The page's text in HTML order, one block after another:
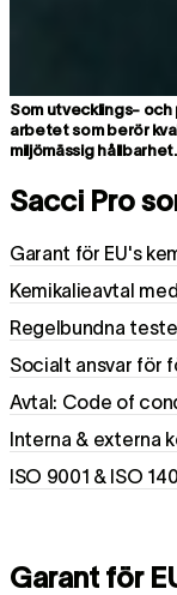
Som utvecklings-
arbetet som berör
miljömässig hållbarhet.
Sacci Pro
Garant för EU's
Kemikalieavtal
Regelbundna
Socialt ansvar för
Avtal: Code of
Interna & externa
ISO 9001 & ISO
Garant för